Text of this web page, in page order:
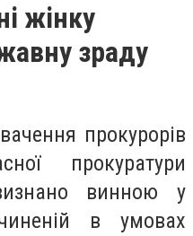
жінку
зраду
прокурорів
прокуратури
винною у
в умовах